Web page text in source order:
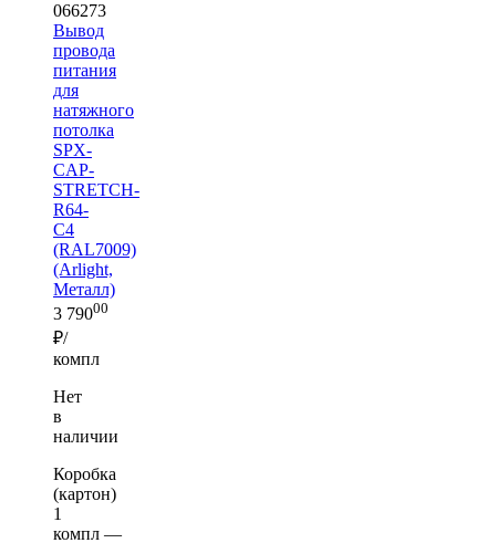
066273
Вывод
провода
питания
для
натяжного
потолка
SPX-
CAP-
STRETCH-
R64-
C4
(RAL7009)
(Arlight,
Металл)
3 79000
₽/
компл
Нет
в
наличии
Коробка
(картон)
1
компл —